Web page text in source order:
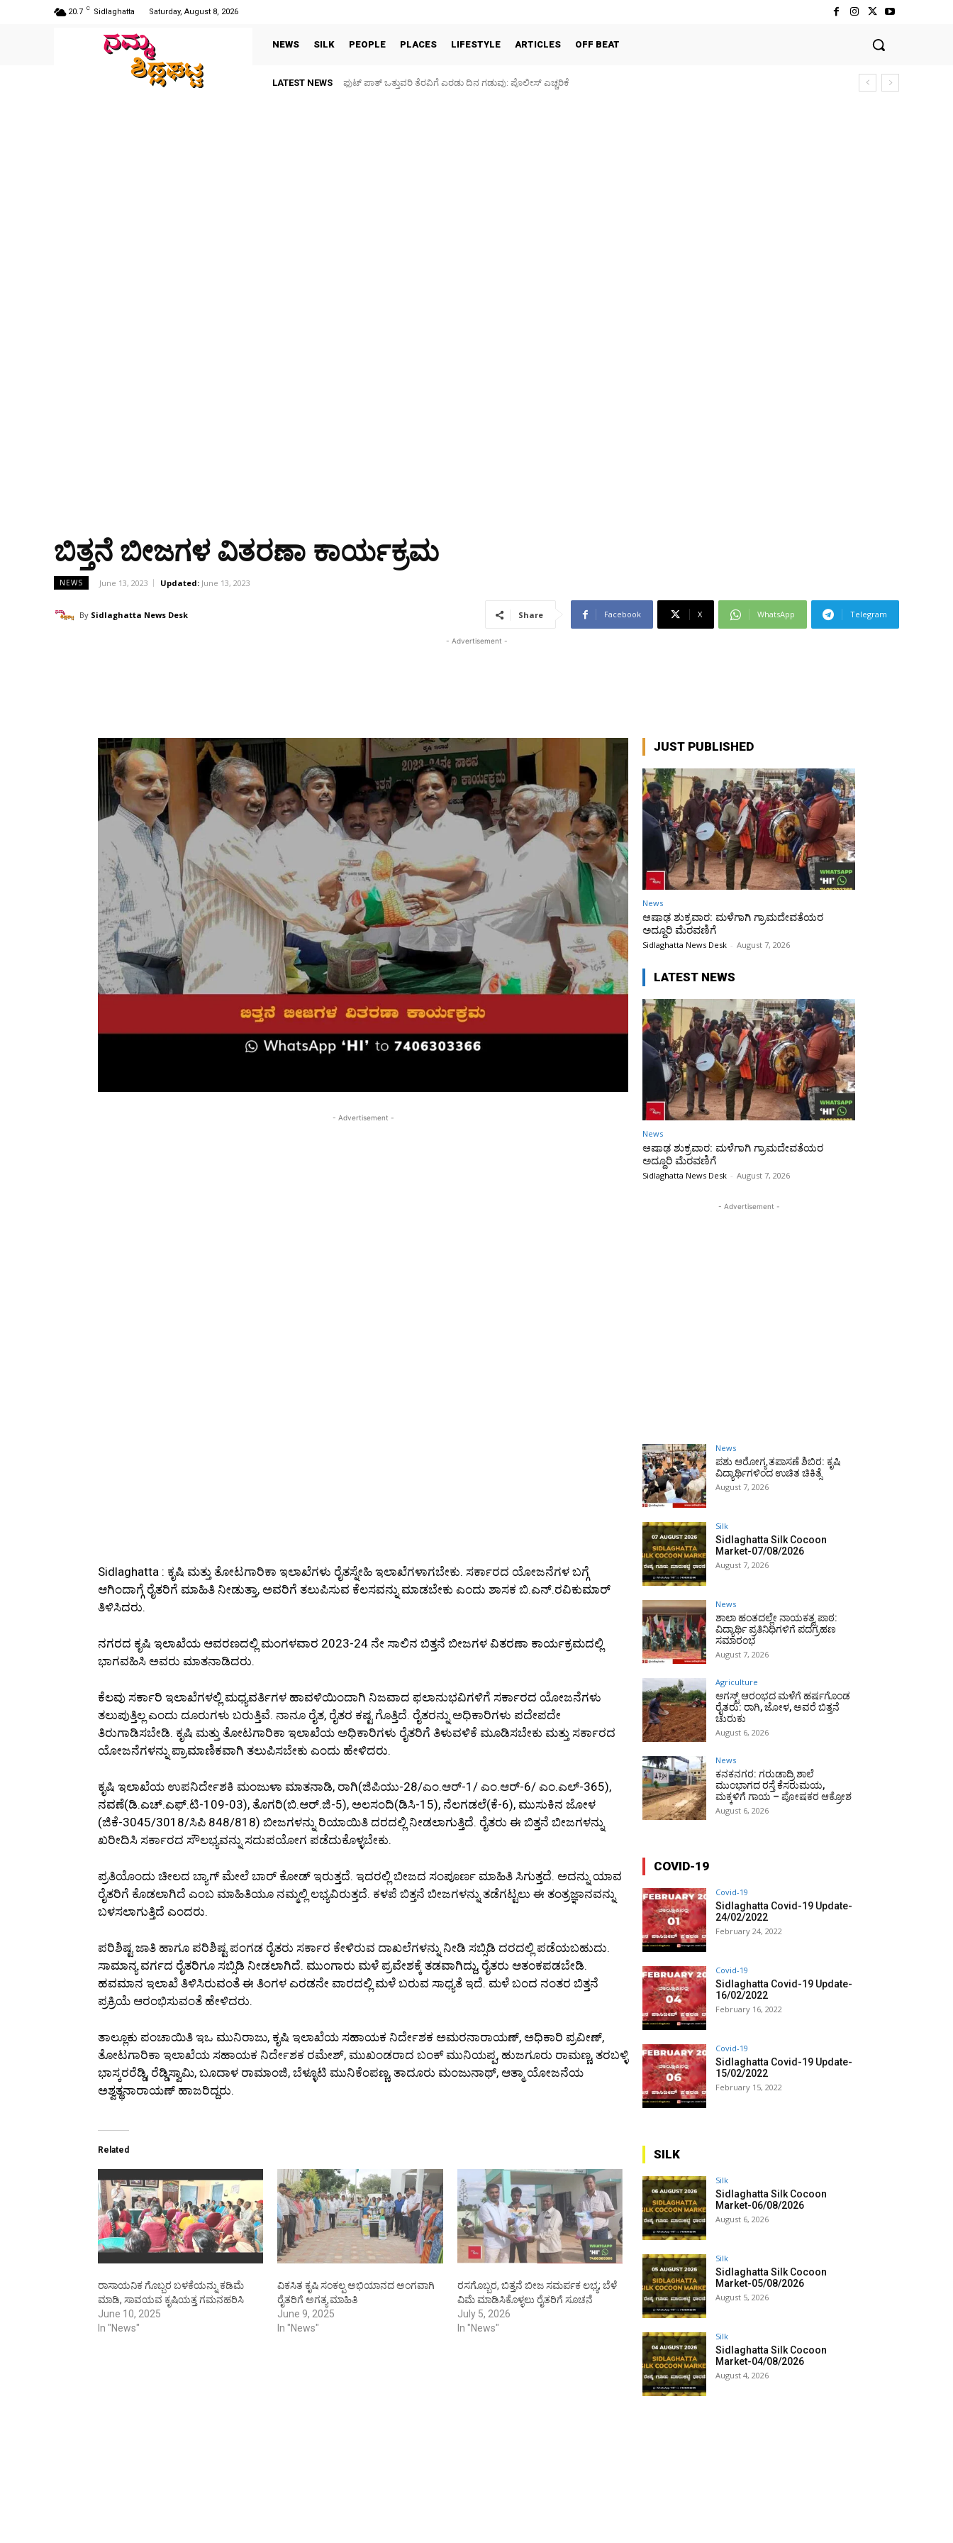
20.7 C Sidlaghatta Saturday, August 8, 2026
NEWS SILK PEOPLE PLACES LIFESTYLE ARTICLES OFF BEAT
LATEST NEWS ಪಶು ಆರೋಗ್ಯ ತಪಾಸಣೆ ಶಿಬಿರ: ಕೃಷಿ ವಿದ್ಯಾರ್ಥಿಗಳಿಂದ ಉಚಿತ ಚಿಕಿತ್ಸೆ
ಬಿತ್ತನೆ ಬೀಜಗಳ ವಿತರಣಾ ಕಾರ್ಯಕ್ರಮ
NEWS June 13, 2023 Updated: June 13, 2023
By Sidlaghatta News Desk Share Facebook X WhatsApp Telegram
- Advertisement -
- Advertisement -
Sidlaghatta : ಕೃಷಿ ಮತ್ತು ತೋಟಗಾರಿಕಾ ಇಲಾಖೆಗಳು ರೈತಸ್ನೇಹಿ ಇಲಾಖೆಗಳಾಗಬೇಕು. ಸರ್ಕಾರದ ಯೋಜನೆಗಳ ಬಗ್ಗೆ
ಆಗಿಂದಾಗ್ಗೆ ರೈತರಿಗೆ ಮಾಹಿತಿ ನೀಡುತ್ತಾ, ಅವರಿಗೆ ತಲುಪಿಸುವ ಕೆಲಸವನ್ನು ಮಾಡಬೇಕು ಎಂದು ಶಾಸಕ ಬಿ.ಎನ್.ರವಿಕುಮಾರ್
ತಿಳಿಸಿದರು.
ನಗರದ ಕೃಷಿ ಇಲಾಖೆಯ ಆವರಣದಲ್ಲಿ ಮಂಗಳವಾರ 2023-24 ನೇ ಸಾಲಿನ ಬಿತ್ತನೆ ಬೀಜಗಳ ವಿತರಣಾ ಕಾರ್ಯಕ್ರಮದಲ್ಲಿ
ಭಾಗವಹಿಸಿ ಅವರು ಮಾತನಾಡಿದರು.
ಕೆಲವು ಸರ್ಕಾರಿ ಇಲಾಖೆಗಳಲ್ಲಿ ಮಧ್ಯವರ್ತಿಗಳ ಹಾವಳಿಯಿಂದಾಗಿ ನಿಜವಾದ ಫಲಾನುಭವಿಗಳಿಗೆ ಸರ್ಕಾರದ ಯೋಜನೆಗಳು
ತಲುಪುತ್ತಿಲ್ಲ ಎಂದು ದೂರುಗಳು ಬರುತ್ತಿವೆ. ನಾನೂ ರೈತ, ರೈತರ ಕಷ್ಟ ಗೊತ್ತಿದೆ. ರೈತರನ್ನು ಅಧಿಕಾರಿಗಳು ಪದೇಪದೇ
ತಿರುಗಾಡಿಸಬೇಡಿ. ಕೃಷಿ ಮತ್ತು ತೋಟಗಾರಿಕಾ ಇಲಾಖೆಯ ಅಧಿಕಾರಿಗಳು ರೈತರಿಗೆ ತಿಳುವಳಿಕೆ ಮೂಡಿಸಬೇಕು ಮತ್ತು ಸರ್ಕಾರದ
ಯೋಜನೆಗಳನ್ನು ಪ್ರಾಮಾಣಿಕವಾಗಿ ತಲುಪಿಸಬೇಕು ಎಂದು ಹೇಳಿದರು.
ಕೃಷಿ ಇಲಾಖೆಯ ಉಪನಿರ್ದೇಶಕಿ ಮಂಜುಳಾ ಮಾತನಾಡಿ, ರಾಗಿ(ಜಿಪಿಯು-28/ಎಂ.ಆರ್-1/ ಎಂ.ಆರ್-6/ ಎಂ.ಎಲ್-365),
ನವಣೆ(ಡಿ.ಎಚ್.ಎಫ್.ಟಿ-109-03), ತೊಗರಿ(ಬಿ.ಆರ್.ಜಿ-5), ಅಲಸಂದಿ(ಡಿಸಿ-15), ನೆಲಗಡಲೆ(ಕೆ-6), ಮುಸುಕಿನ ಜೋಳ
(ಜಿಕೆ-3045/3018/ಸಿಪಿ 848/818) ಬೀಜಗಳನ್ನು ರಿಯಾಯಿತಿ ದರದಲ್ಲಿ ನೀಡಲಾಗುತ್ತಿದೆ. ರೈತರು ಈ ಬಿತ್ತನೆ ಬೀಜಗಳನ್ನು
ಖರೀದಿಸಿ ಸರ್ಕಾರದ ಸೌಲಭ್ಯವನ್ನು ಸದುಪಯೋಗ ಪಡೆದುಕೊಳ್ಳಬೇಕು.
ಪ್ರತಿಯೊಂದು ಚೀಲದ ಬ್ಯಾಗ್ ಮೇಲೆ ಬಾರ್ ಕೋಡ್ ಇರುತ್ತದೆ. ಇದರಲ್ಲಿ ಬೀಜದ ಸಂಪೂರ್ಣ ಮಾಹಿತಿ ಸಿಗುತ್ತದೆ. ಅದನ್ನು ಯಾವ
ರೈತರಿಗೆ ಕೊಡಲಾಗಿದೆ ಎಂಬ ಮಾಹಿತಿಯೂ ನಮ್ಮಲ್ಲಿ ಲಭ್ಯವಿರುತ್ತದೆ. ಕಳಪೆ ಬಿತ್ತನೆ ಬೀಜಗಳನ್ನು ತಡೆಗಟ್ಟಲು ಈ ತಂತ್ರಜ್ಞಾನವನ್ನು
ಬಳಸಲಾಗುತ್ತಿದೆ ಎಂದರು.
ಪರಿಶಿಷ್ಟ ಜಾತಿ ಹಾಗೂ ಪರಿಶಿಷ್ಟ ಪಂಗಡ ರೈತರು ಸರ್ಕಾರ ಕೇಳಿರುವ ದಾಖಲೆಗಳನ್ನು ನೀಡಿ ಸಬ್ಸಿಡಿ ದರದಲ್ಲಿ ಪಡೆಯಬಹುದು.
ಸಾಮಾನ್ಯ ವರ್ಗದ ರೈತರಿಗೂ ಸಬ್ಸಿಡಿ ನೀಡಲಾಗಿದೆ. ಮುಂಗಾರು ಮಳೆ ಪ್ರವೇಶಕ್ಕೆ ತಡವಾಗಿದ್ದು, ರೈತರು ಆತಂಕಪಡಬೇಡಿ.
ಹವಮಾನ ಇಲಾಖೆ ತಿಳಿಸಿರುವಂತೆ ಈ ತಿಂಗಳ ಎರಡನೇ ವಾರದಲ್ಲಿ ಮಳೆ ಬರುವ ಸಾಧ್ಯತೆ ಇದೆ. ಮಳೆ ಬಂದ ನಂತರ ಬಿತ್ತನೆ
ಪ್ರಕ್ರಿಯೆ ಆರಂಭಿಸುವಂತೆ ಹೇಳಿದರು.
ತಾಲ್ಲೂಕು ಪಂಚಾಯಿತಿ ಇಒ ಮುನಿರಾಜು, ಕೃಷಿ ಇಲಾಖೆಯ ಸಹಾಯಕ ನಿರ್ದೇಶಕ ಅಮರನಾರಾಯಣ್, ಅಧಿಕಾರಿ ಪ್ರವೀಣ್,
ತೋಟಗಾರಿಕಾ ಇಲಾಖೆಯ ಸಹಾಯಕ ನಿರ್ದೇಶಕ ರಮೇಶ್, ಮುಖಂಡರಾದ ಬಂಕ್ ಮುನಿಯಪ್ಪ, ಹುಜಗೂರು ರಾಮಣ್ಣ, ತರಬಳ್ಳಿ
ಭಾಸ್ಕರರೆಡ್ಡಿ, ರೆಡ್ಡಿಸ್ವಾಮಿ, ಬೂದಾಳ ರಾಮಾಂಜಿ, ಬೆಳ್ಳೂಟಿ ಮುನಿಕೆಂಪಣ್ಣ, ತಾದೂರು ಮಂಜುನಾಥ್, ಆತ್ಮಾ ಯೋಜನೆಯ
ಅಶ್ವತ್ಥನಾರಾಯಣ್ ಹಾಜರಿದ್ದರು.
Related
ರಾಸಾಯನಿಕ ಗೊಬ್ಬರ ಬಳಕೆಯನ್ನು ಕಡಿಮೆ
ಮಾಡಿ, ಸಾವಯವ ಕೃಷಿಯತ್ತ ಗಮನಹರಿಸಿ
June 10, 2025
In "News"
ವಿಕಸಿತ ಕೃಷಿ ಸಂಕಲ್ಪ ಅಭಿಯಾನದ ಅಂಗವಾಗಿ
ರೈತರಿಗೆ ಅಗತ್ಯ ಮಾಹಿತಿ
June 9, 2025
In "News"
ರಸಗೊಬ್ಬರ, ಬಿತ್ತನೆ ಬೀಜ ಸಮರ್ಪಕ ಲಭ್ಯ; ಬೆಳೆ
ವಿಮೆ ಮಾಡಿಸಿಕೊಳ್ಳಲು ರೈತರಿಗೆ ಸೂಚನೆ
July 5, 2026
In "News"
JUST PUBLISHED
News
ಆಷಾಢ ಶುಕ್ರವಾರ: ಮಳೆಗಾಗಿ ಗ್ರಾಮದೇವತೆಯರ
ಅದ್ದೂರಿ ಮೆರವಣಿಗೆ
Sidlaghatta News Desk - August 7, 2026
LATEST NEWS
News
ಆಷಾಢ ಶುಕ್ರವಾರ: ಮಳೆಗಾಗಿ ಗ್ರಾಮದೇವತೆಯರ
ಅದ್ದೂರಿ ಮೆರವಣಿಗೆ
Sidlaghatta News Desk - August 7, 2026
- Advertisement -
News
ಪಶು ಆರೋಗ್ಯ ತಪಾಸಣೆ ಶಿಬಿರ: ಕೃಷಿ
ವಿದ್ಯಾರ್ಥಿಗಳಿಂದ ಉಚಿತ ಚಿಕಿತ್ಸೆ
August 7, 2026
Silk
Sidlaghatta Silk Cocoon
Market-07/08/2026
August 7, 2026
News
ಶಾಲಾ ಹಂತದಲ್ಲೇ ನಾಯಕತ್ವ ಪಾಠ:
ವಿದ್ಯಾರ್ಥಿ ಪ್ರತಿನಿಧಿಗಳಿಗೆ ಪದಗ್ರಹಣ
ಸಮಾರಂಭ
August 7, 2026
Agriculture
ಆಗಸ್ಟ್ ಆರಂಭದ ಮಳೆಗೆ ಹರ್ಷಗೊಂಡ
ರೈತರು: ರಾಗಿ, ಜೋಳ, ಅವರೆ ಬಿತ್ತನೆ
ಚುರುಕು
August 6, 2026
News
ಕನಕನಗರ: ಗರುಡಾದ್ರಿ ಶಾಲೆ
ಮುಂಭಾಗದ ರಸ್ತೆ ಕೆಸರುಮಯ,
ಮಕ್ಕಳಿಗೆ ಗಾಯ – ಪೋಷಕರ ಆಕ್ರೋಶ
August 6, 2026
COVID-19
Covid-19
Sidlaghatta Covid-19 Update-
24/02/2022
February 24, 2022
Covid-19
Sidlaghatta Covid-19 Update-
16/02/2022
February 16, 2022
Covid-19
Sidlaghatta Covid-19 Update-
15/02/2022
February 15, 2022
SILK
Silk
Sidlaghatta Silk Cocoon
Market-06/08/2026
August 6, 2026
Silk
Sidlaghatta Silk Cocoon
Market-05/08/2026
August 5, 2026
Silk
Sidlaghatta Silk Cocoon
Market-04/08/2026
August 4, 2026